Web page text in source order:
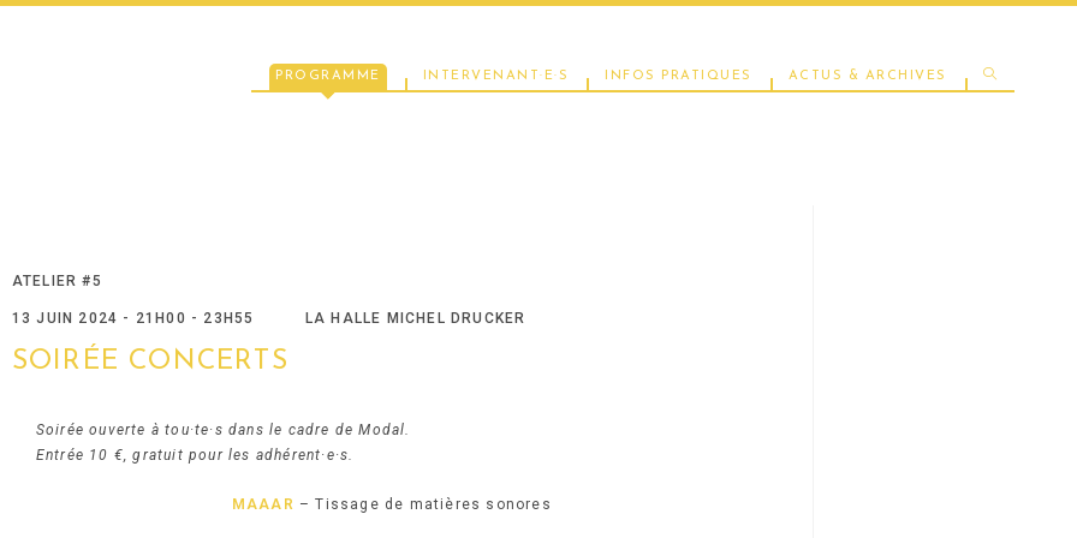
PROGRAMME INTERVENANT·E·S INFOS PRATIQUES ACTUS & ARCHIVES TOGGLE
ATELIER #5
13 JUIN 2024 - 21H00 - 23H55 LA HALLE MICHEL DRUCKER
SOIRÉE CONCERTS
Soirée ouverte à tou·te·s dans le cadre de Modal.
Entrée 10 €, gratuit pour les adhérent·e·s.
MAAAR – Tissage de matières sonores